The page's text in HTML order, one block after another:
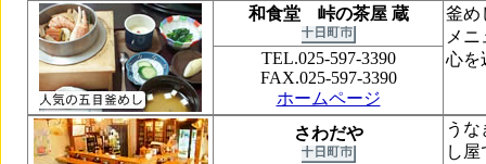
和食堂 峠の茶屋 蔵
釜め
メ
心を
TEL.025-597-3390
FAX.025-597-3390
ホームページ
さわだや
う
し